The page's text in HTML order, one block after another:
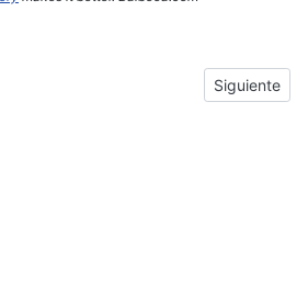
Crónica del tercer y cuarto día de
Next article:
Siguiente